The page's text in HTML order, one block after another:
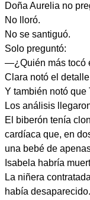
Doña Aurelia no
No lloró.
No se santiguó.
Solo preguntó:
—¿Quién más tocó
Clara notó el
Y también notó que
Los análisis
El biberón tenía
cardíaca que, en
una bebé de
Isabela habría
La niñera
había desaparecido.